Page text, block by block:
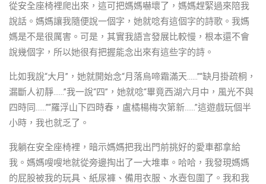
從安全座椅裡爬出來，這可把媽媽嚇壞了，媽媽趕緊過來陪我
說話。媽媽讓我隨便說一個字，她就唸有這個字的詩歌。我媽
媽是不是很厲害。可是，其實我語言發展比較慢，根本還不會
說幾個字，所以她很有把握能念出來有這些字的詩。
比如我說“大月”，她就開始念“月落烏啼霜滿天……”“缺月掛疏桐，
漏斷人初靜……”我一說“四”，她就唸“畢竟西湖六月中，風光不與
四時同……”“羅浮山下四時春，盧橘楊梅次第新……”這遊戲玩個半
小時，我也就乏了。
我躺在安全座椅裡，暗示媽媽把我出門前挑好的愛車都拿給
我。媽媽嗖嗖地就從旁邊掏出了一大堆車。哈哈，我發現媽媽
的屁股被我的玩具、紙尿褲、備用衣服、水壺包圍了。我和我